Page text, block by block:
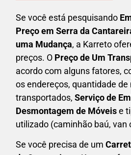
Se você está pesquisando
Preço em Serra da
uma Mudança, a Karreto
preços. O Preço de Um
acordo com alguns fatores,
os endereços, quantidade
transportados, Serviço de
Desmontagem de Móveise
utilizado (caminhão baú, van
Se você precisa de um